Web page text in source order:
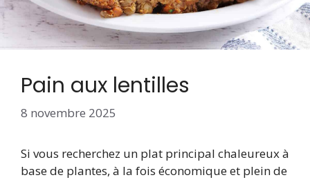
Pain aux lentilles
8 novembre 2025
Si vous recherchez un plat principal chaleureux à
base de plantes, à la fois économique et plein de